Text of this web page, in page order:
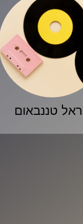
טננבאום